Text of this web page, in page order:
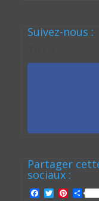
Suivez-nous :
Partager
sociaux :
F T P P